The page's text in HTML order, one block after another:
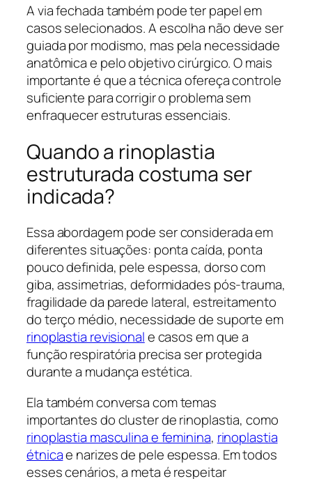
A via fechada também pode ter papel em
casos selecionados. A escolha não deve ser
guiada por modismo, mas pela necessidade
anatômica e pelo objetivo cirúrgico. O mais
importante é que a técnica ofereça controle
suficiente para corrigir o problema sem
enfraquecer estruturas essenciais.
Quando a rinoplastia
estruturada costuma ser
indicada?
Essa abordagem pode ser considerada em
diferentes situações: ponta caída, ponta
pouco definida, pele espessa, dorso com
giba, assimetrias, deformidades pós-trauma,
fragilidade da parede lateral, estreitamento
do terço médio, necessidade de suporte em
rinoplastia revisionale casos em que a
função respiratória precisa ser protegida
durante a mudança estética.
Ela também conversa com temas
importantes do cluster de rinoplastia, como
rinoplastia masculina e feminina, rinoplastia
étnicae narizes de pele espessa. Em todos
esses cenários, a meta é respeitar